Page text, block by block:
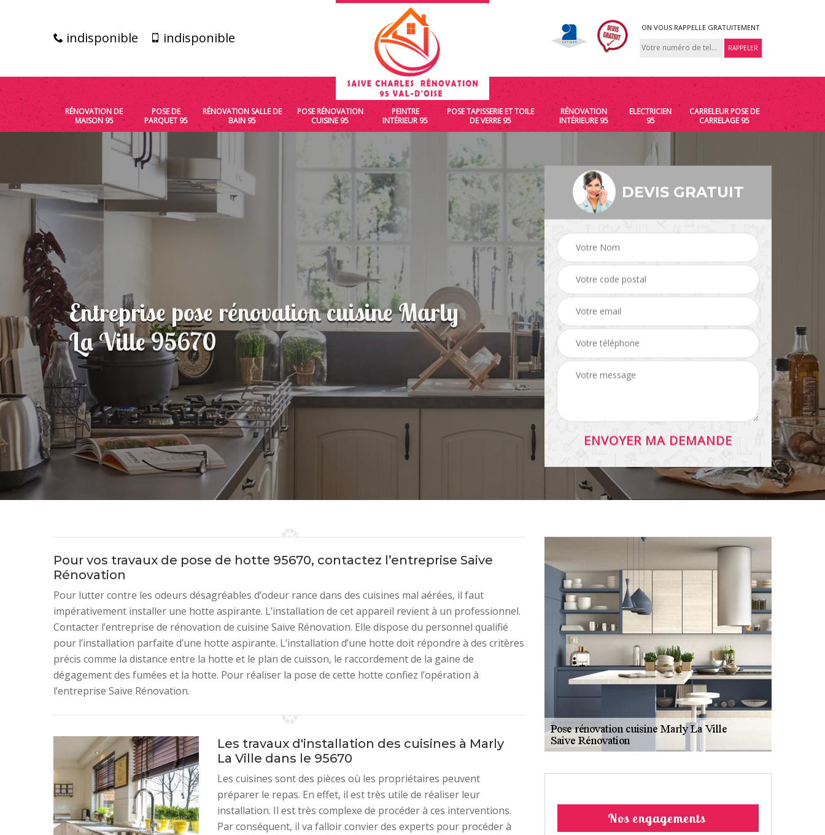
indisponible indisponible
ON VOUS RAPPELLE GRATUITEMENT
RÉNOVATION DE
MAISON 95
POSE DE
PARQUET 95
RÉNOVATION SALLE DE
BAIN 95
POSE RÉNOVATION
CUISINE 95
PEINTRE
INTÉRIEUR 95
POSE TAPISSERIE ET TOILE
DE VERRE 95
RÉNOVATION
INTÉRIEURE 95
ELECTRICIEN
95
CARRELEUR POSE DE
CARRELAGE 95
Entreprise pose rénovation cuisine Marly
La Ville 95670
DEVIS GRATUIT
Pour vos travaux de pose de hotte 95670, contactez l’entreprise Saive
Rénovation
Pour lutter contre les odeurs désagréables d’odeur rance dans des cuisines mal aérées, il faut
impérativement installer une hotte aspirante. L’installation de cet appareil revient à un professionnel.
Contacter l’entreprise de rénovation de cuisine Saive Rénovation. Elle dispose du personnel qualifié
pour l’installation parfaite d’une hotte aspirante. L’installation d’une hotte doit répondre à des critères
précis comme la distance entre la hotte et le plan de cuisson, le raccordement de la gaine de
dégagement des fumées et la hotte. Pour réaliser la pose de cette hotte confiez l’opération à
l’entreprise Saive Rénovation.
Les travaux d'installation des cuisines à Marly
La Ville dans le 95670
Les cuisines sont des pièces où les propriétaires peuvent
préparer le repas. En effet, il est très utile de réaliser leur
installation. Il est très complexe de procéder à ces interventions.
Par conséquent, il va falloir convier des experts pour procéder à
Nos engagements